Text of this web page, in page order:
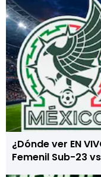
¿Dónde ver EN
Femenil Sub-23